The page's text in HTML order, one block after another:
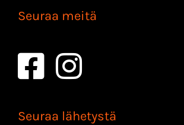
Seuraa meitä
Seuraa lähetystä